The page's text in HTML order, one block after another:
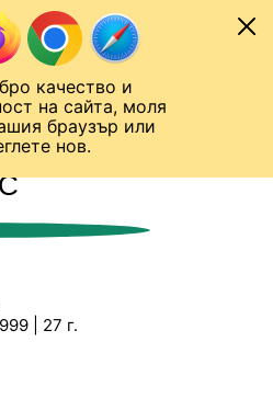
качество и
на сайта, моля
браузър или
нов.
| 27 г.